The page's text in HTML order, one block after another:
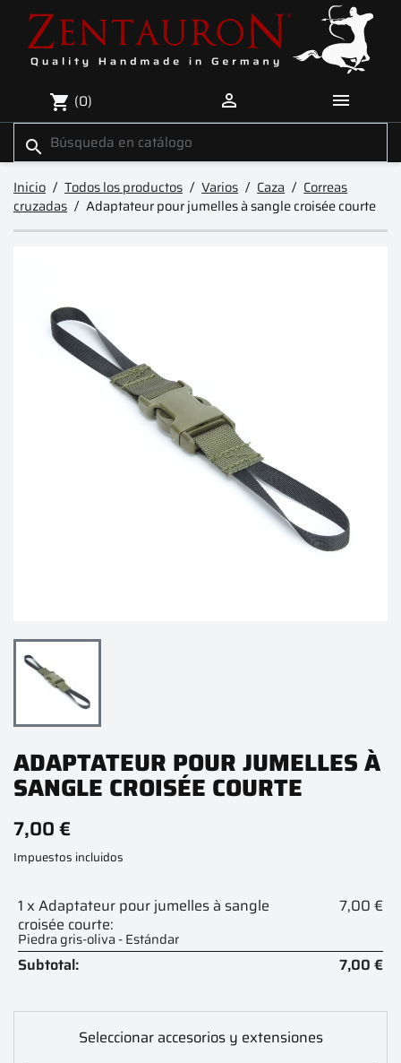
shopping_cart (0)  
search
Inicio Todos los productos Varios Caza
Correas
cruzadas
Adaptateur pour jumelles à sangle croisée courte
ADAPTATEUR POUR JUMELLES À
SANGLE CROISÉE COURTE
7,00 €
Impuestos incluidos
1 x Adaptateur pour jumelles à sangle
croisée courte:
Piedra gris-oliva - Estándar
7,00 €
Subtotal: 7,00 €
Seleccionar accesorios y extensiones